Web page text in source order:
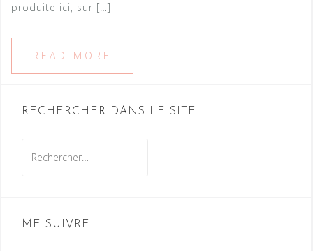
produite ici, sur […]
READ MORE
RECHERCHER DANS LE SITE
ME SUIVRE